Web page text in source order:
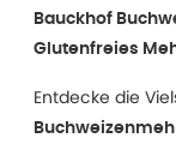
Bauckhof
Glutenfreies
Entdecke die